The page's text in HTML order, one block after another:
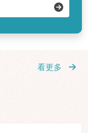
看更多